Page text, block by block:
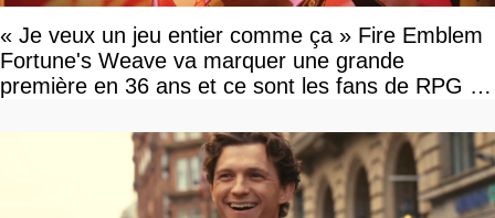
« Je veux un jeu entier comme ça » Fire Emblem
Fortune's Weave va marquer une grande
première en 36 ans et ce sont les fans de RPG en